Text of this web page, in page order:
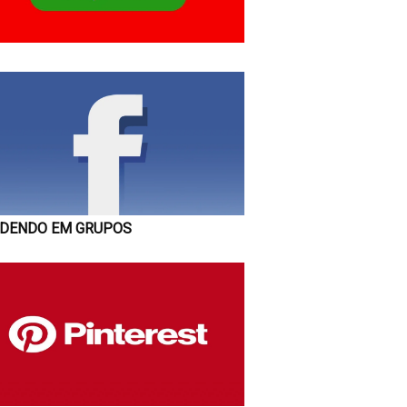
EM GRUPOS